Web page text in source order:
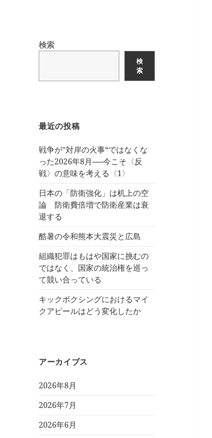
検索
検
索
最近の投稿
戦争が‟対岸の火事“ではなくな
った2026年8月──今こそ〈反
戦〉の意味を考える〈1〉
日本の「防衛強化」は机上の空
論 防衛費倍増で防衛産業は衰
退する
酷暑の令和熊本大震災と広島
組織犯罪はもはや国家に挑むの
ではなく、国家の統治権を巡っ
て競い合っている
キックボクシングにおけるマイ
クアピールはどう変化したか
アーカイブス
2026年8月
2026年7月
2026年6月